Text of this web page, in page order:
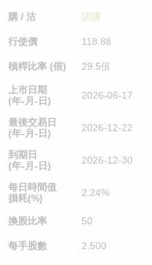
購 / 沽 認購
行使價 118.88
槓桿比率 (倍) 29.5倍
上市日期
(年-月-日)
2026-06-17
最後交易日
(年-月-日)
2026-12-22
到期日
(年-月-日)
2026-12-30
每日時間值
損耗(%)
2.24%
換股比率 50
每手股數 2,500